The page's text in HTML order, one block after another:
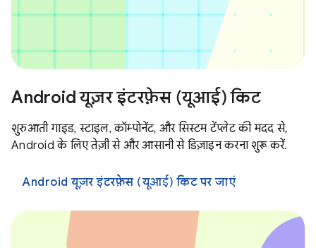
Android यूज़र इंटरफ़ेस (यूआई) किट
शुरुआती गाइड, स्टाइल, कॉम्पोनेंट, और सिस्टम टेंप्लेट की मदद से,
Android के लिए तेज़ी से और आसानी से डिज़ाइन करना शुरू करें.
Android यूज़र इंटरफ़ेस (यूआई) किट पर जाएं